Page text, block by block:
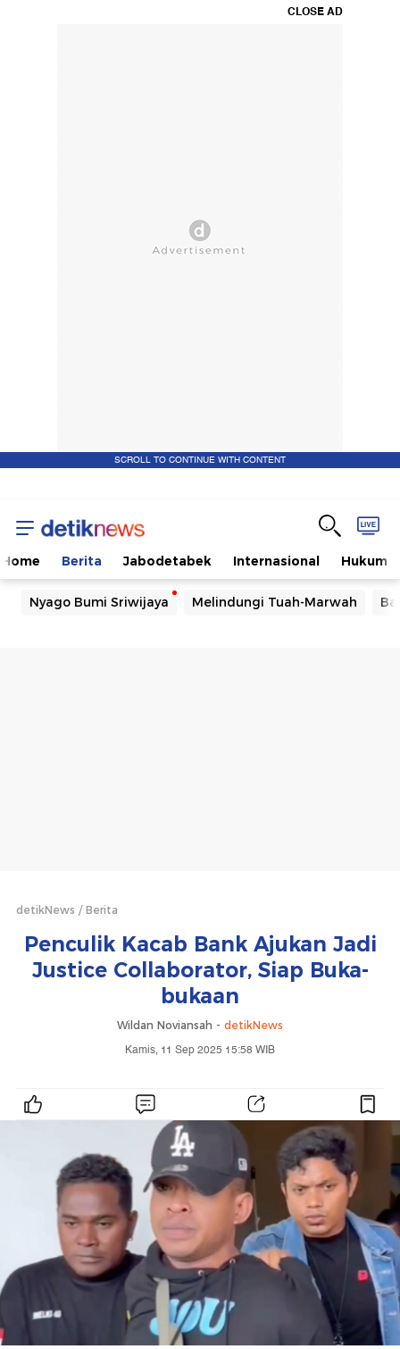
CLOSE AD
SCROLL TO CONTINUE WITH CONTENT
Home Berita Jabodetabek Internasional Hukum
Nyago Bumi Sriwijaya Melindungi Tuah-Marwah
detikNews Berita
Penculik Kacab Bank Ajukan Jadi
Justice Collaborator, Siap Buka-
bukaan
Wildan Noviansah - detikNews
Kamis, 11 Sep 2025 15:58 WIB